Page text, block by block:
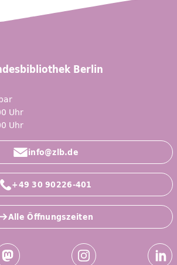
Berlin
Uhr
Uhr
info@zlb.de
+49 30 90226-401
Alle Öffnungszeiten
der ZLB